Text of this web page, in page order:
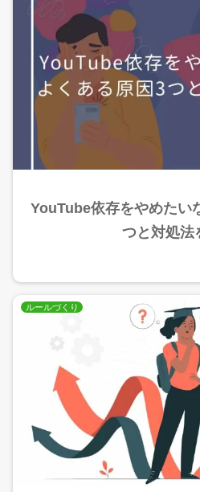
YouTube依存をやめたい
つと対処法
ルールづくり